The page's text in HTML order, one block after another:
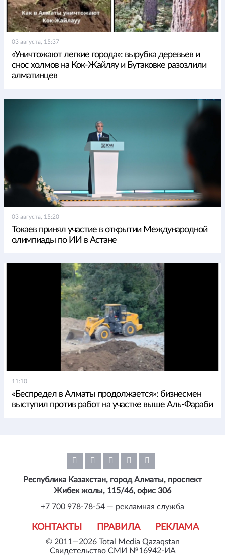
03 августа, 15:37
«Уничтожают легкие города»: вырубка деревьев и
снос холмов на Кок-Жайляу и Бутаковке разозлили
алматинцев
03 августа, 15:20
Токаев принял участие в открытии Международной
олимпиады по ИИ в Астане
11:10
«Беспредел в Алматы продолжается»: бизнесмен
выступил против работ на участке выше Аль-Фараби
© 2011—2026 Total Media Qazaqstan
Свидетельство СМИ №16942-ИА
КОНТАКТЫ ПРАВИЛА РЕКЛАМА
Республика Казахстан, город Алматы, проспект
Жибек жолы, 115/46, офис 306
+7 700 978-78-54 — рекламная служба